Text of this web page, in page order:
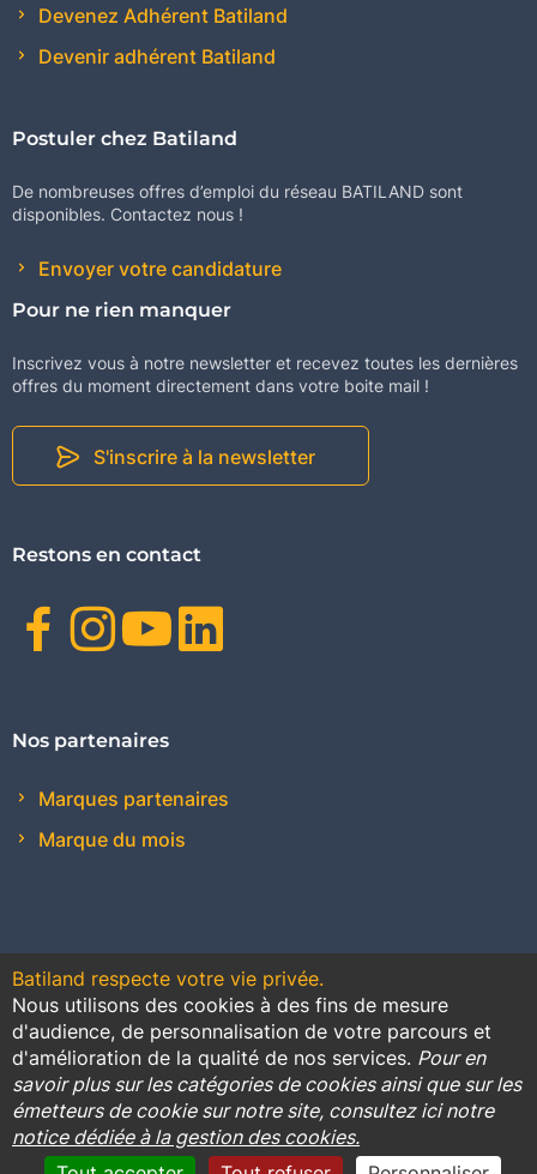
Devenez Adhérent Batiland
Devenir adhérent Batiland
Postuler chez Batiland
De nombreuses offres d’emploi du réseau BATILAND sont
disponibles. Contactez nous !
Envoyer votre candidature
Pour ne rien manquer
Inscrivez vous à notre newsletter et recevez toutes les dernières
offres du moment directement dans votre boite mail !
S'inscrire à la newsletter
Restons en contact
Facebook
Instagram
Youtube
Nos partenaires
Marques partenaires
Marque du mois
Contact Conditions générales de vente
Promotions
Règlement général sur la protection des données
Cookies Mentions légales
Batiland respecte votre vie privée.
Nous utilisons des cookies à des fins de mesure
d'audience, de personnalisation de votre parcours et
d'amélioration de la qualité de nos services. Pour en
savoir plus sur les catégories de cookies ainsi que sur les
émetteurs de cookie sur notre site, consultez ici notre
notice dédiée à la gestion des cookies.